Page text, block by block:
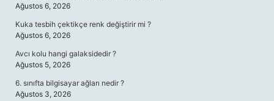
Ağustos 6, 2026
Kuka tesbih çektikçe renk değiştirir mi ?
Ağustos 6, 2026
Avcı kolu hangi galaksidedir ?
Ağustos 5, 2026
6. sınıfta bilgisayar ağları nedir ?
Ağustos 3, 2026